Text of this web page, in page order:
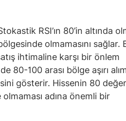
RSI’ın 80’in altında
olmamasını sağlar.
ihtimaline karşı bir önlem
80-100 arası bölge aşırı
gösterir. Hissenin 80
olmaması adına önemli bir